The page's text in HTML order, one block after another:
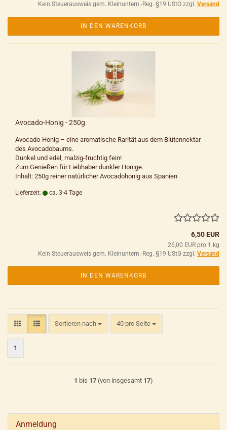
Kein Steuerausweis gem. Kleinuntern.-Reg. §19 UStG zzgl. Versand
IN DEN WARENKORB
Avocado-Honig - 250g
Avocado-Honig – eine aromatische Rarität aus dem Blütennektar
des Avocadobaums.
Dunkel und edel, malzig-fruchtig fein!
Zum Genießen für Liebhaber dunkler Honige.
Inhalt: 250g reiner natürlicher Avocadohonig aus Spanien
Lieferzeit: ca. 3-4 Tage
6,50 EUR
26,00 EUR pro 1 kg
Kein Steuerausweis gem. Kleinuntern.-Reg. §19 UStG zzgl. Versand
IN DEN WARENKORB
Sortieren nach
Sortieren nach 40 pro Seite
pro Seite
1
1 bis 17 (von insgesamt 17)
Anmeldung